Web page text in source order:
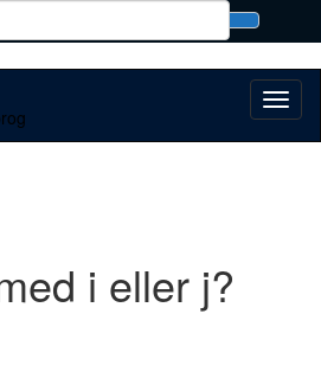
form
i eller j?